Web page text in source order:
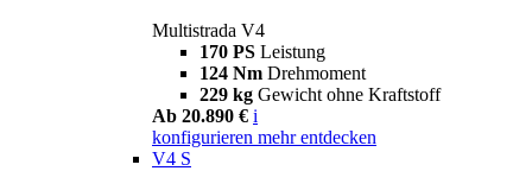
Multistrada V4
170 PS Leistung
124 Nm Drehmoment
229 kg Gewicht ohne Kraftstoff
Ab 20.890 € i
konfigurieren mehr entdecken
V4 S